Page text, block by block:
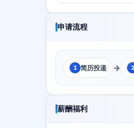
申请流程
1 简历投递 → 2
薪酬福利